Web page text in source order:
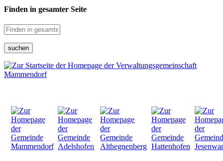
Finden in gesamter Seite
suchen